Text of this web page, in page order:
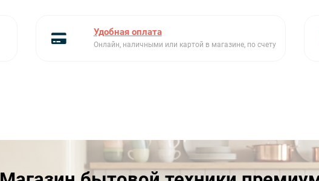
Удобная оплата
Онлайн, наличными или картой в магазине, по счету